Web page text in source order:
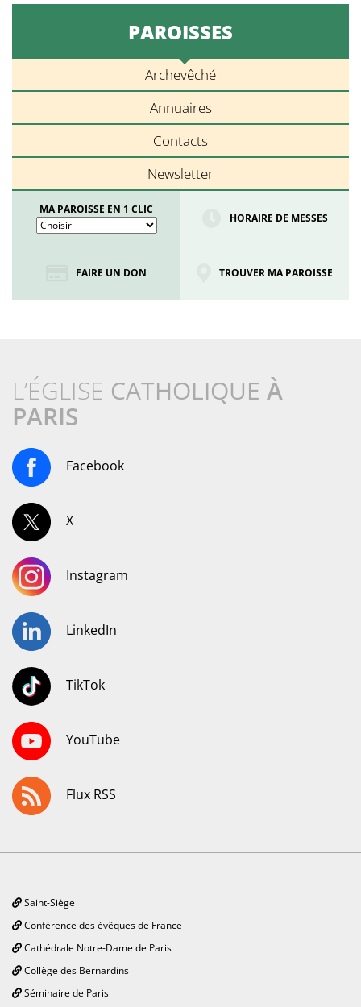
PAROISSES
Archevêché
Annuaires
Contacts
Newsletter
MA PAROISSE EN 1 CLIC
HORAIRE DE MESSES
FAIRE UN DON TROUVER MA PAROISSE
L’ÉGLISE CATHOLIQUE À
PARIS
Facebook
X
Instagram
LinkedIn
TikTok
YouTube
Flux RSS
Saint-Siège
Conférence des évêques de France
Cathédrale Notre-Dame de Paris
Collège des Bernardins
Séminaire de Paris